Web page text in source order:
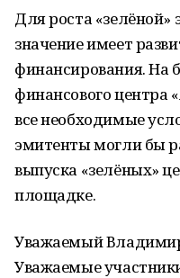
Для роста
значение имеет
финансирования. На
финансового центра
все необходимые
эмитенты могли бы
выпуска «зелёных»
площадке.
Уважаемый
Уважаемые